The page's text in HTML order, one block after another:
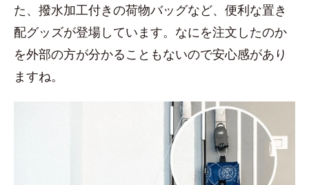
た、撥水加工付きの荷物バッグなど、便利な置き
配グッズが登場しています。なにを注文したのか
を外部の方が分かることもないので安心感があり
ますね。